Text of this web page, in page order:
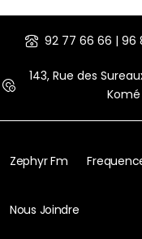
92 77 66 66 | 96
143, Rue des
Zephyr Fm
Nous Joindre